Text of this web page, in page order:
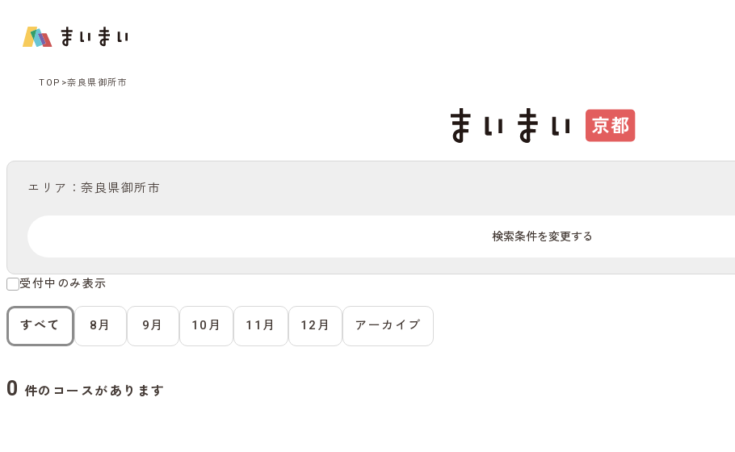
TOP 奈良県御所市
エリア：奈良県御所市
検索条件を変更する
受付中のみ表示
すべて 8月 9月 10月 11月 12月 アーカイブ
0 件のコースがあります